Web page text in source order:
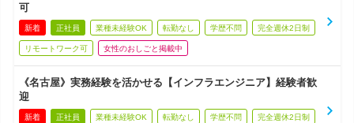
可
新着 正社員 業種未経験OK 転勤なし 学歴不問 完全週休2日制
リモートワーク可 女性のおしごと掲載中
《名古屋》実務経験を活かせる【インフラエンジニア】経験者歓
迎
新着 正社員 業種未経験OK 転勤なし 学歴不問 完全週休2日制